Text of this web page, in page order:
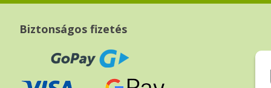
Biztonságos fizetés